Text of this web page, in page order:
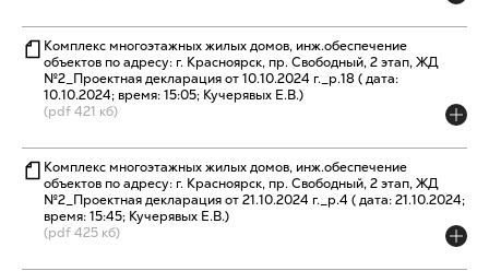
Комплекс многоэтажных жилых домов, инж.обеспечение
объектов по адресу: г. Красноярск, пр. Свободный, 2 этап, ЖД
№2_Проектная декларация от 10.10.2024 г._р.18 ( дата:
10.10.2024; время: 15:05; Кучерявых Е.В.)
(pdf 421 кб)
Комплекс многоэтажных жилых домов, инж.обеспечение
объектов по адресу: г. Красноярск, пр. Свободный, 2 этап, ЖД
№2_Проектная декларация от 21.10.2024 г._р.4 ( дата: 21.10.2024;
время: 15:45; Кучерявых Е.В.)
(pdf 425 кб)